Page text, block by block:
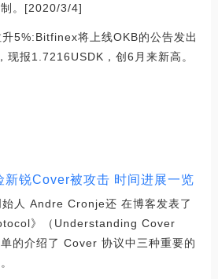
。[2020/3/4]
5%:Bitfinex将上线OKB的公告发出
现报1.7216USDK，创6月来新高。
锐Cover被攻击 时间进展一览
人 Andre Cronje还 在博客发表了
》（Understanding Cover
的介绍了 Cover 协议中三种重要的